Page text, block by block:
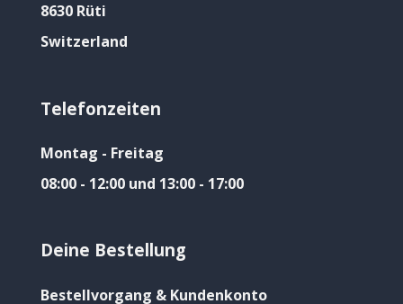
8630 Rüti
Switzerland
Telefonzeiten
Montag - Freitag
08:00 - 12:00 und 13:00 - 17:00
Deine Bestellung
Bestellvorgang & Kundenkonto